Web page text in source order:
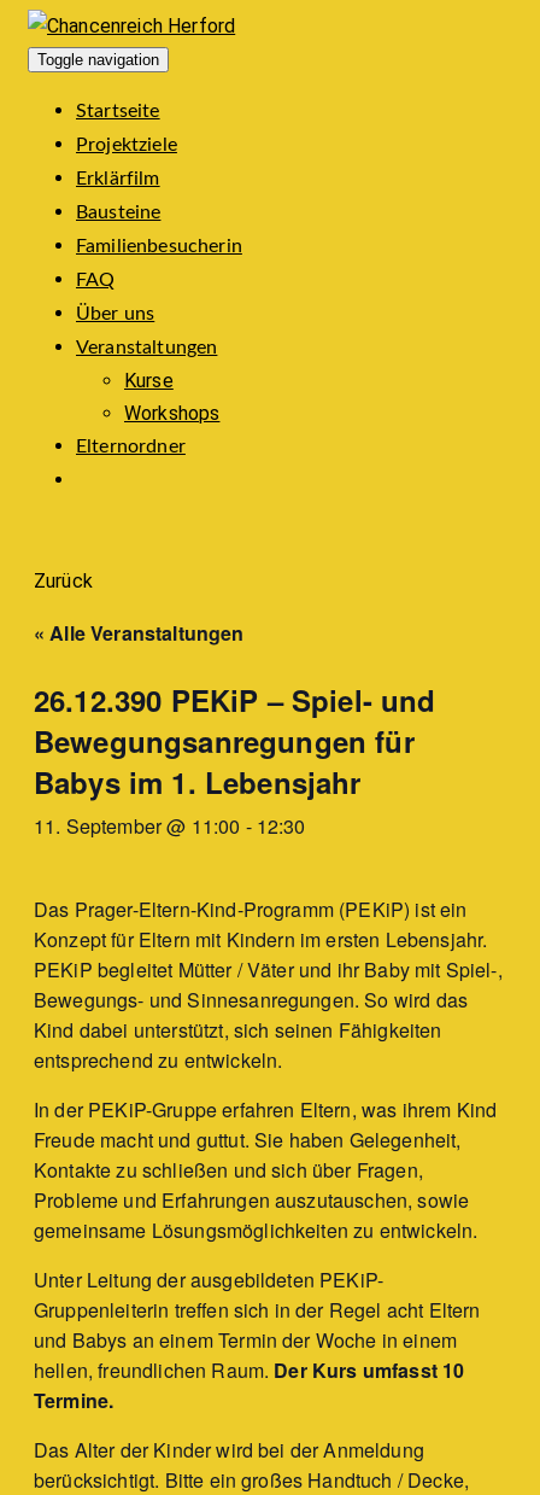
Toggle navigation
Startseite
Projektziele
Erklärfilm
Bausteine
Familienbesucherin
FAQ
Über uns
Veranstaltungen
Kurse
Workshops
Elternordner
Zurück
« Alle Veranstaltungen
26.12.390 PEKiP – Spiel- und
Bewegungsanregungen für
Babys im 1. Lebensjahr
11. September @ 11:00 - 12:30
Das Prager-Eltern-Kind-Programm (PEKiP) ist ein
Konzept für Eltern mit Kindern im ersten Lebensjahr.
PEKiP begleitet Mütter / Väter und ihr Baby mit Spiel-,
Bewegungs- und Sinnesanregungen. So wird das
Kind dabei unterstützt, sich seinen Fähigkeiten
entsprechend zu entwickeln.
In der PEKiP-Gruppe erfahren Eltern, was ihrem Kind
Freude macht und guttut. Sie haben Gelegenheit,
Kontakte zu schließen und sich über Fragen,
Probleme und Erfahrungen auszutauschen, sowie
gemeinsame Lösungsmöglichkeiten zu entwickeln.
Unter Leitung der ausgebildeten PEKiP-
Gruppenleiterin treffen sich in der Regel acht Eltern
und Babys an einem Termin der Woche in einem
hellen, freundlichen Raum. Der Kurs umfasst 10
Termine.
Das Alter der Kinder wird bei der Anmeldung
berücksichtigt. Bitte ein großes Handtuch / Decke,